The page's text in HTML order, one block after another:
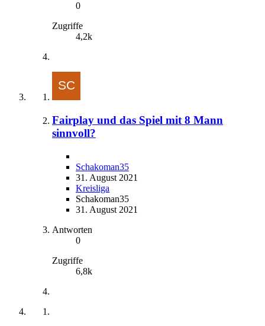
0
Zugriffe
4,2k
Fairplay und das Spiel mit 8 Mann
sinnvoll?
Schakoman35
31. August 2021
Kreisliga
Schakoman35
31. August 2021
Antworten
0
Zugriffe
6,8k